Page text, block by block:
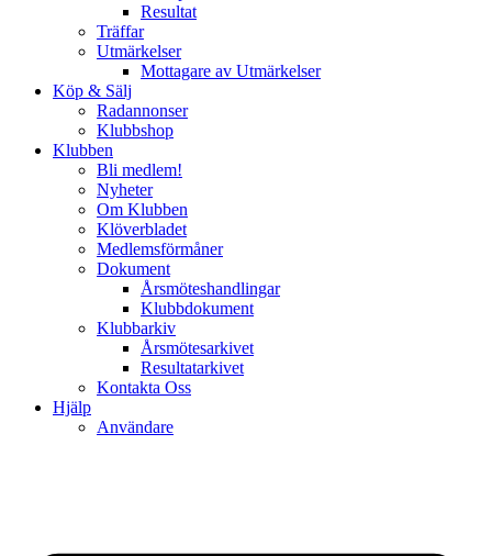
Resultat
Träffar
Utmärkelser
Mottagare av Utmärkelser
Köp & Sälj
Radannonser
Klubbshop
Klubben
Bli medlem!
Nyheter
Om Klubben
Klöverbladet
Medlemsförmåner
Dokument
Årsmöteshandlingar
Klubbdokument
Klubbarkiv
Årsmötesarkivet
Resultatarkivet
Kontakta Oss
Hjälp
Användare